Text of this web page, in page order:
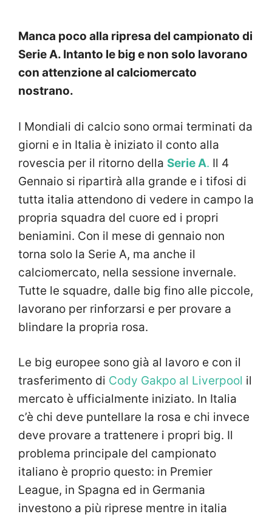
Manca poco alla ripresa del campionato di
Serie A. Intanto le big e non solo lavorano
con attenzione al calciomercato
nostrano.
I Mondiali di calcio sono ormai terminati da
giorni e in Italia è iniziato il conto alla
rovescia per il ritorno della Serie A. Il 4
Gennaio si ripartirà alla grande e i tifosi di
tutta italia attendono di vedere in campo la
propria squadra del cuore ed i propri
beniamini. Con il mese di gennaio non
torna solo la Serie A, ma anche il
calciomercato, nella sessione invernale.
Tutte le squadre, dalle big fino alle piccole,
lavorano per rinforzarsi e per provare a
blindare la propria rosa.
Le big europee sono già al lavoro e con il
trasferimento di Cody Gakpo al Liverpool il
mercato è ufficialmente iniziato. In Italia
c’è chi deve puntellare la rosa e chi invece
deve provare a trattenere i propri big. Il
problema principale del campionato
italiano è proprio questo: in Premier
League, in Spagna ed in Germania
investono a più riprese mentre in italia